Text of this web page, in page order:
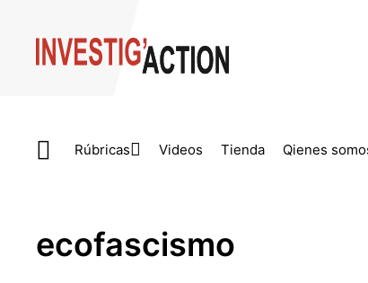
Rúbricas Videos Tienda Qienes
ecofascismo